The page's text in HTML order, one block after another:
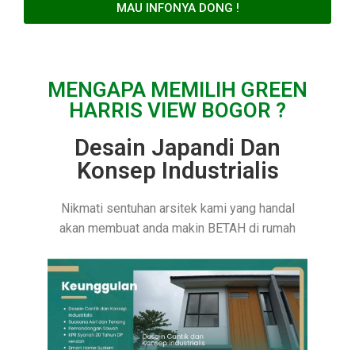
MAU INFONYA DONG !
MENGAPA MEMILIH GREEN
HARRIS VIEW BOGOR ?
Desain Japandi Dan
Konsep Industrialis
Nikmati sentuhan arsitek kami yang handal
akan membuat anda makin BETAH di rumah